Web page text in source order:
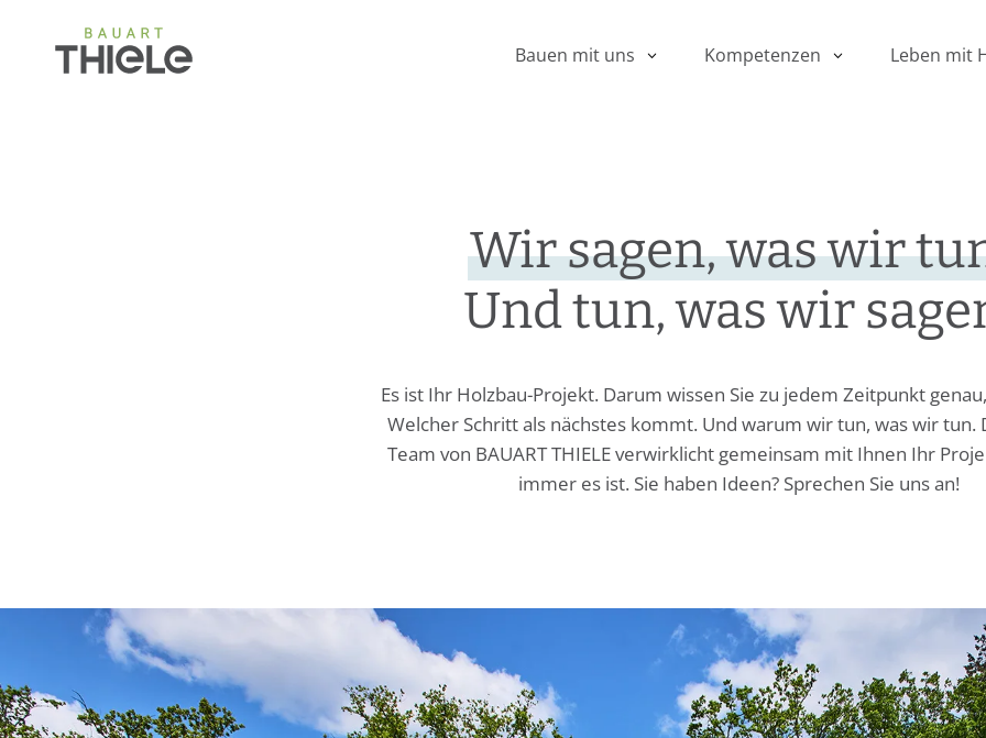
Bauen mit uns Kompetenzen Leben mit
Wir sagen, was wir
Und tun, was wir
Es ist Ihr Holzbau-Projekt. Darum wissen Sie zu jedem Zeitpunkt
Welcher Schritt als nächstes kommt. Und warum wir tun, was wir tun.
Team von BAUART THIELE verwirklicht gemeinsam mit Ihnen Ihr
immer es ist. Sie haben Ideen? Sprechen Sie uns an!